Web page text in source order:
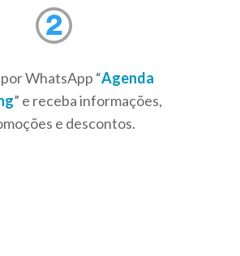
WhatsApp “Agenda
” e receba informações,
e descontos.